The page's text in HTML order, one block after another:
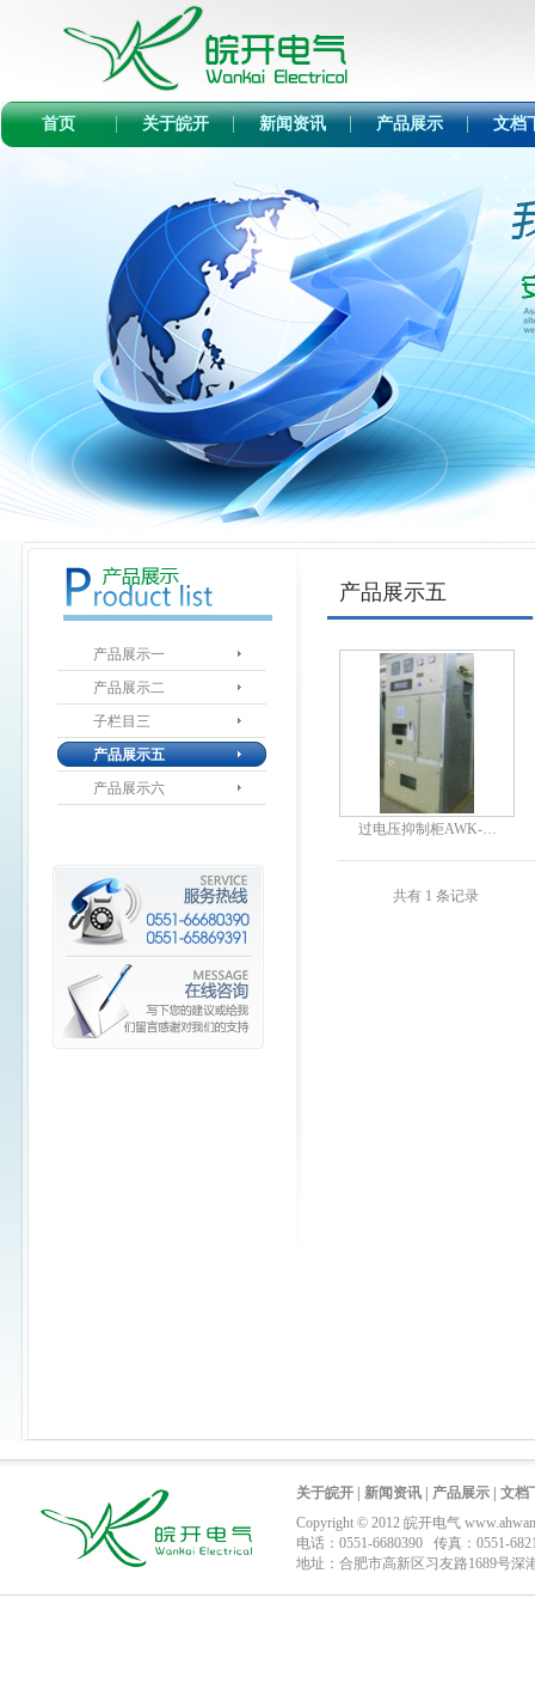
首页 关于皖开 新闻资讯 产品展示 文档
产品展示一
产品展示二
子栏目三
产品展示五
产品展示六
产品展示五
过电压抑制柜AWK-…
共有 1 条记录
关于皖开 新闻资讯 产品展示
文档
Copyright © 2012 皖开电气
电话：0551-6680390 传真：0551-
地址：合肥市高新区习友路1689号